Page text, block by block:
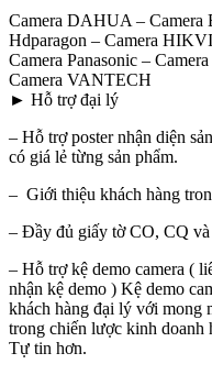
Camera DAHUA – Camera
Hdparagon – Camera
Camera Panasonic –
Camera VANTECH
► Hỗ trợ đại lý
– Hỗ trợ poster nhận diện
có giá lẻ từng sản phẩm.
– Giới thiệu khách hàng
– Đầy đủ giấy tờ CO, CQ
– Hỗ trợ kệ demo camera (
nhận kệ demo ) Kệ demo
khách hàng đại lý với mong
trong chiến lược kinh doanh
Tự tin hơn.